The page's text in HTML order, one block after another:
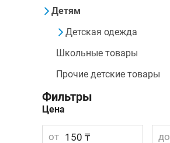
Детям
Детская одежда
Школьные товары
Прочие детские товары
Фильтры
Цена
от до